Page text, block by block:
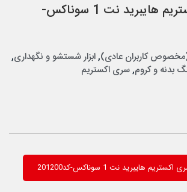
واکس سری اکستریم هایبرید نت 1 سوناکس-
,ابزار شستشو و نگهداری,
بدنه و کروم,سری اکستریم
هایبرید نت 1 سوناکس-کد201200